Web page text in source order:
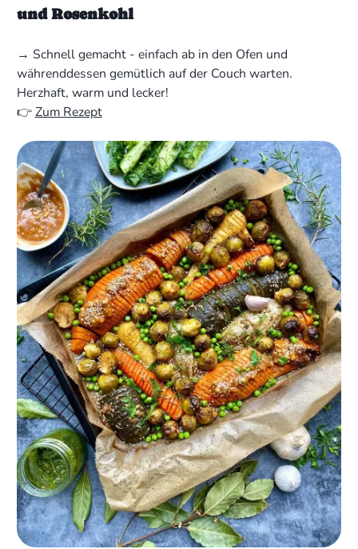
und Rosenkohl
→ Schnell gemacht - einfach ab in den Ofen und
währenddessen gemütlich auf der Couch warten.
Herzhaft, warm und lecker!
👉Zum Rezept